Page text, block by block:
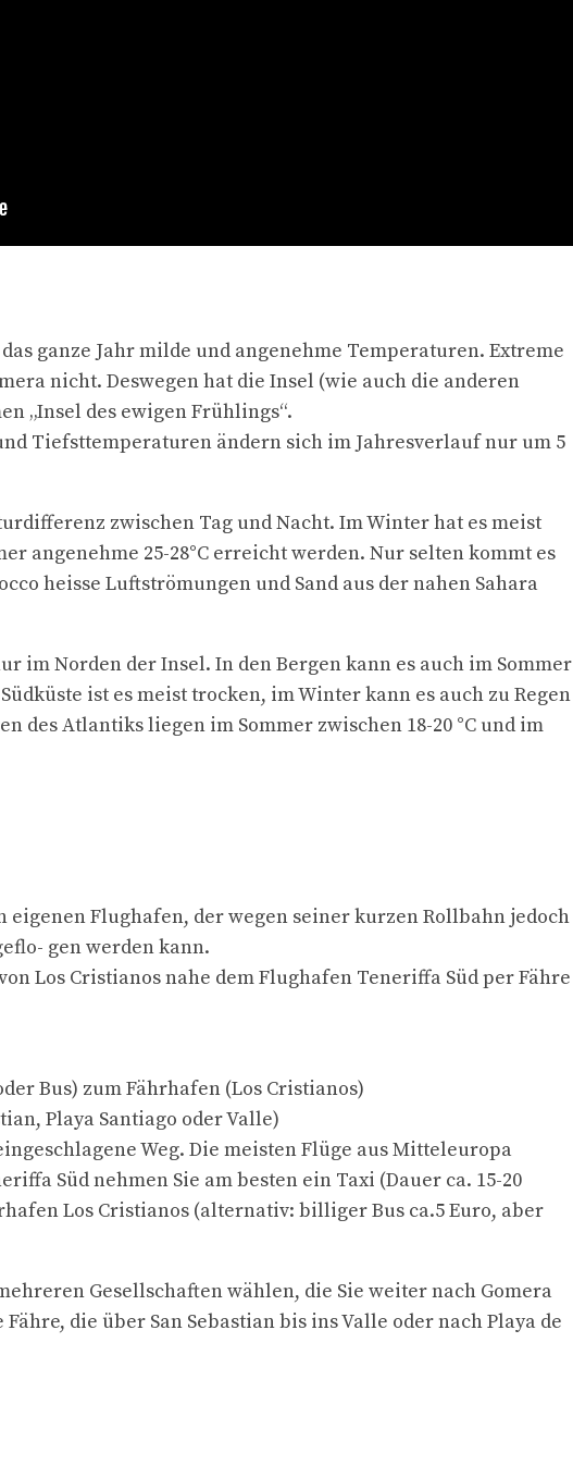
ganze Jahr milde und angenehme Temperaturen. Extreme
nicht. Deswegen hat die Insel (wie auch die anderen
„Insel des ewigen Frühlings“.
Tiefsttemperaturen ändern sich im Jahresverlauf nur um 5
zwischen Tag und Nacht. Im Winter hat es meist
angenehme 25-28°C erreicht werden. Nur selten kommt es
heisse Luftströmungen und Sand aus der nahen Sahara
im Norden der Insel. In den Bergen kann es auch im Sommer
ist es meist trocken, im Winter kann es auch zu Regen
des Atlantiks liegen im Sommer zwischen 18-20 °C und im
eigenen Flughafen, der wegen seiner kurzen Rollbahn jedoch
gen werden kann.
Los Cristianos nahe dem Flughafen Teneriffa Süd per Fähre
Bus) zum Fährhafen (Los Cristianos)
Playa Santiago oder Valle)
Weg. Die meisten Flüge aus Mitteleuropa
Süd nehmen Sie am besten ein Taxi (Dauer ca. 15-20
Los Cristianos (alternativ: billiger Bus ca.5 Euro, aber
Gesellschaften wählen, die Sie weiter nach Gomera
die über San Sebastian bis ins Valle oder nach Playa de